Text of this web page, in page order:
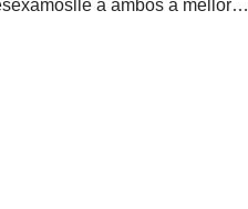
a ambos a mellor…